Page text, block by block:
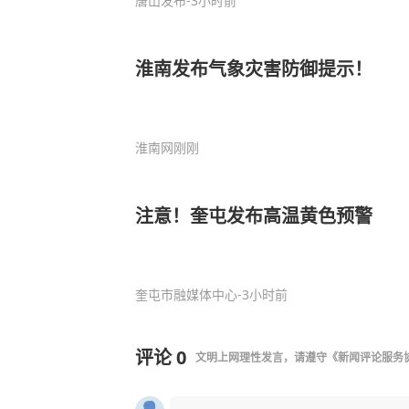
淮南发布气象灾害防御提示！
淮南网刚刚
注意！奎屯发布高温黄色预警
奎屯市融媒体中心-3小时前
评论0 文明上网理性发言，请遵守 《新闻评论服务